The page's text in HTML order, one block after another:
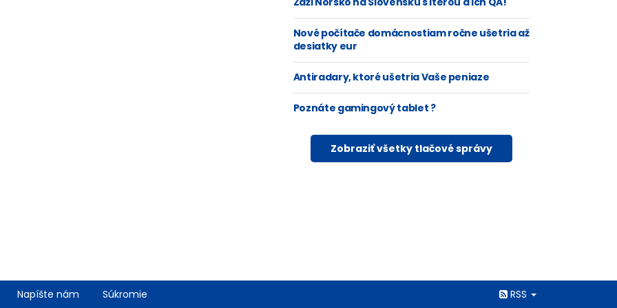
Nové počítače domácnostiam ročne ušetria až
desiatky eur
Antiradary, ktoré ušetria Vaše peniaze
Poznáte gamingový tablet ?
Zobraziť všetky tlačové správy
Napíšte nám Súkromie RSS